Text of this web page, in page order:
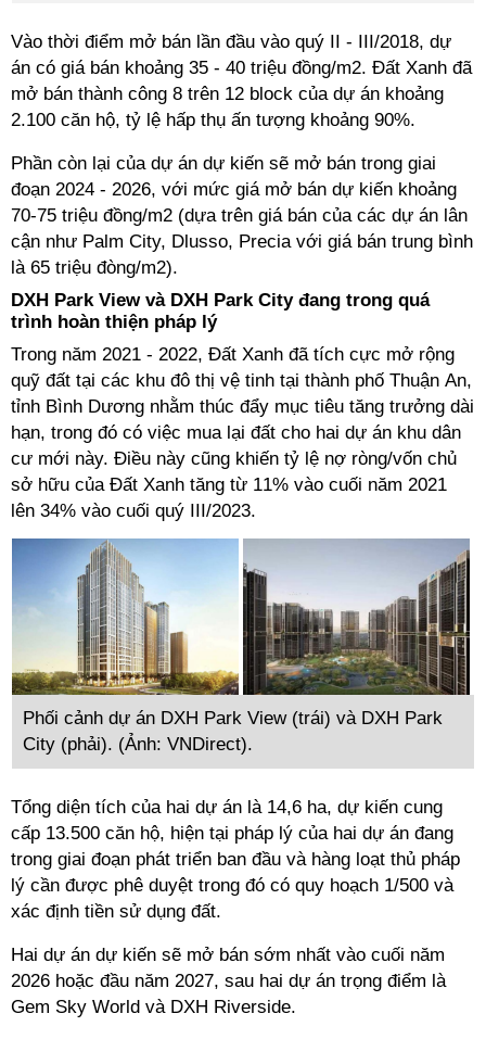
Vào thời điểm mở bán lần đầu vào quý II - III/2018, dự
án có giá bán khoảng 35 - 40 triệu đồng/m2. Đất Xanh đã
mở bán thành công 8 trên 12 block của dự án khoảng
2.100 căn hộ, tỷ lệ hấp thụ ấn tượng khoảng 90%.
Phần còn lại của dự án dự kiến sẽ mở bán trong giai
đoạn 2024 - 2026, với mức giá mở bán dự kiến khoảng
70-75 triệu đồng/m2 (dựa trên giá bán của các dự án lân
cận như Palm City, Dlusso, Precia với giá bán trung bình
là 65 triệu đòng/m2).
DXH Park View và DXH Park City đang trong quá
trình hoàn thiện pháp lý
Trong năm 2021 - 2022, Đất Xanh đã tích cực mở rộng
quỹ đất tại các khu đô thị vệ tinh tại thành phố Thuận An,
tỉnh Bình Dương nhằm thúc đẩy mục tiêu tăng trưởng dài
hạn, trong đó có việc mua lại đất cho hai dự án khu dân
cư mới này. Điều này cũng khiến tỷ lệ nợ ròng/vốn chủ
sở hữu của Đất Xanh tăng từ 11% vào cuối năm 2021
lên 34% vào cuối quý III/2023.
Phối cảnh dự án DXH Park View (trái) và DXH Park
City (phải). (Ảnh: VNDirect).
Tổng diện tích của hai dự án là 14,6 ha, dự kiến cung
cấp 13.500 căn hộ, hiện tại pháp lý của hai dự án đang
trong giai đoạn phát triển ban đầu và hàng loạt thủ pháp
lý cần được phê duyệt trong đó có quy hoạch 1/500 và
xác định tiền sử dụng đất.
Hai dự án dự kiến sẽ mở bán sớm nhất vào cuối năm
2026 hoặc đầu năm 2027, sau hai dự án trọng điểm là
Gem Sky World và DXH Riverside.